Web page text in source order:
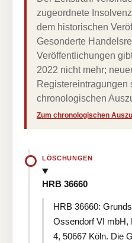
zugeordnete
dem historischen
Gesonderte
Veröffentlichungen
2022 nicht mehr;
Registereintragungen
chronologischen
Zum chronologischen
LÖSCHUNGEN
HRB 36660
HRB 36660:
Ossendorf VI mbH,
4, 50667 Köln. Die